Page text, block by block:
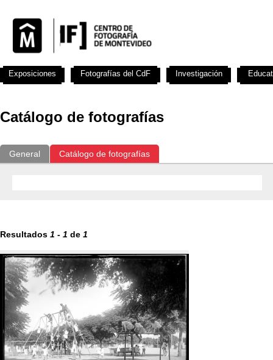
Catálogo de fotografías
General Catálogo de fotografías
Resultados 1 - 1 de 1
Exposiciones Fotografías del CdF Investigación